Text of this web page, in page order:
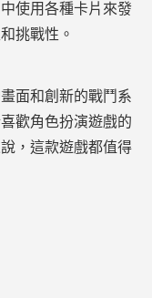
使用各種卡片來發
挑戰性。
面和創新的戰鬥系
歡角色扮演遊戲的
，這款遊戲都值得